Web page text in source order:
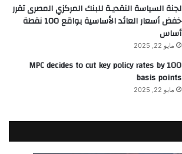
لجنة السياسة النقديـة للبنك المركزي المصرى تقرر
خفض أسعار العائد الأساسية بواقع 100 نقطة
أساس
مايو 22, 2025
MPC decides to cut key policy rates by 100
basis points
مايو 22, 2025